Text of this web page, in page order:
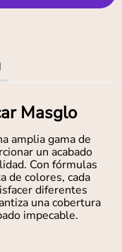
Masglo
amplia gama de
un acabado
Con fórmulas
de colores, cada
diferentes
una cobertura
impecable.